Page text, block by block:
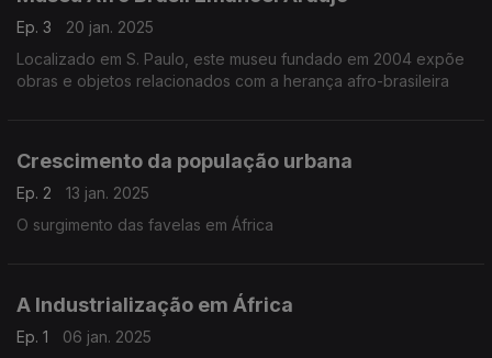
Ep. 3
20 jan. 2025
Localizado em S. Paulo, este museu fundado em 2004 expõe
obras e objetos relacionados com a herança afro-brasileira
Crescimento da população urbana
Ep. 2
13 jan. 2025
O surgimento das favelas em África
A Industrialização em África
Ep. 1
06 jan. 2025